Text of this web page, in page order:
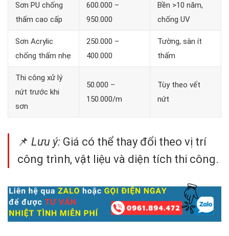
Sơn PU chống
thấm cao cấp
600.000 –
950.000
Bền >10 năm,
chống UV
Sơn Acrylic
chống thấm nhẹ
250.000 –
400.000
Tường, sàn ít
thấm
Thi công xử lý
nứt trước khi
sơn
50.000 –
150.000/m
Tùy theo vết
nứt
📌 Lưu ý: Giá có thể thay đổi theo vị trí
công trình, vật liệu và diện tích thi công.